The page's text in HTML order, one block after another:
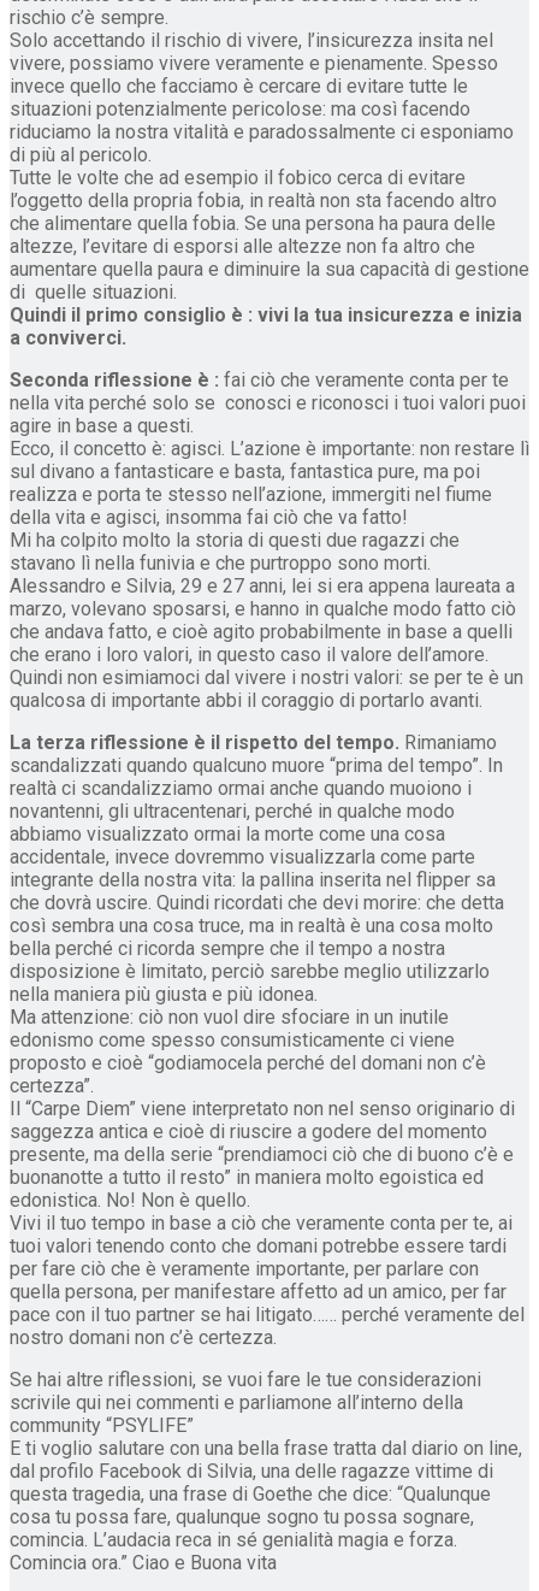
rischio c’è sempre.
Solo accettando il rischio di vivere, l’insicurezza insita nel
vivere, possiamo vivere veramente e pienamente. Spesso
invece quello che facciamo è cercare di evitare tutte le
situazioni potenzialmente pericolose: ma così facendo
riduciamo la nostra vitalità e paradossalmente ci esponiamo
di più al pericolo.
Tutte le volte che ad esempio il fobico cerca di evitare
l’oggetto della propria fobia, in realtà non sta facendo altro
che alimentare quella fobia. Se una persona ha paura delle
altezze, l’evitare di esporsi alle altezze non fa altro che
aumentare quella paura e diminuire la sua capacità di gestione
di quelle situazioni.
Quindi il primo consiglio è : vivi la tua insicurezza e inizia
a conviverci.
Seconda riflessione è : fai ciò che veramente conta per te
nella vita perché solo se conosci e riconosci i tuoi valori puoi
agire in base a questi.
Ecco, il concetto è: agisci. L’azione è importante: non restare lì
sul divano a fantasticare e basta, fantastica pure, ma poi
realizza e porta te stesso nell’azione, immergiti nel fiume
della vita e agisci, insomma fai ciò che va fatto!
Mi ha colpito molto la storia di questi due ragazzi che
stavano lì nella funivia e che purtroppo sono morti.
Alessandro e Silvia, 29 e 27 anni, lei si era appena laureata a
marzo, volevano sposarsi, e hanno in qualche modo fatto ciò
che andava fatto, e cioè agito probabilmente in base a quelli
che erano i loro valori, in questo caso il valore dell’amore.
Quindi non esimiamoci dal vivere i nostri valori: se per te è un
qualcosa di importante abbi il coraggio di portarlo avanti.
La terza riflessione è il rispetto del tempo. Rimaniamo
scandalizzati quando qualcuno muore “prima del tempo”. In
realtà ci scandalizziamo ormai anche quando muoiono i
novantenni, gli ultracentenari, perché in qualche modo
abbiamo visualizzato ormai la morte come una cosa
accidentale, invece dovremmo visualizzarla come parte
integrante della nostra vita: la pallina inserita nel flipper sa
che dovrà uscire. Quindi ricordati che devi morire: che detta
così sembra una cosa truce, ma in realtà è una cosa molto
bella perché ci ricorda sempre che il tempo a nostra
disposizione è limitato, perciò sarebbe meglio utilizzarlo
nella maniera più giusta e più idonea.
Ma attenzione: ciò non vuol dire sfociare in un inutile
edonismo come spesso consumisticamente ci viene
proposto e cioè “godiamocela perché del domani non c’è
certezza”.
Il “Carpe Diem” viene interpretato non nel senso originario di
saggezza antica e cioè di riuscire a godere del momento
presente, ma della serie “prendiamoci ciò che di buono c’è e
buonanotte a tutto il resto” in maniera molto egoistica ed
edonistica. No! Non è quello.
Vivi il tuo tempo in base a ciò che veramente conta per te, ai
tuoi valori tenendo conto che domani potrebbe essere tardi
per fare ciò che è veramente importante, per parlare con
quella persona, per manifestare affetto ad un amico, per far
pace con il tuo partner se hai litigato…… perché veramente del
nostro domani non c’è certezza.
Se hai altre riflessioni, se vuoi fare le tue considerazioni
scrivile qui nei commenti e parliamone all’interno della
community “PSYLIFE”
E ti voglio salutare con una bella frase tratta dal diario on line,
dal profilo Facebook di Silvia, una delle ragazze vittime di
questa tragedia, una frase di Goethe che dice: “Qualunque
cosa tu possa fare, qualunque sogno tu possa sognare,
comincia. L’audacia reca in sé genialità magia e forza.
Comincia ora.” Ciao e Buona vita